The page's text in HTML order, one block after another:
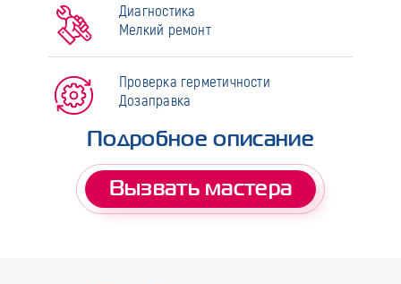
Диагностика
Мелкий ремонт
Проверка герметичности
Дозаправка
Подробное описание
Вызвать мастера